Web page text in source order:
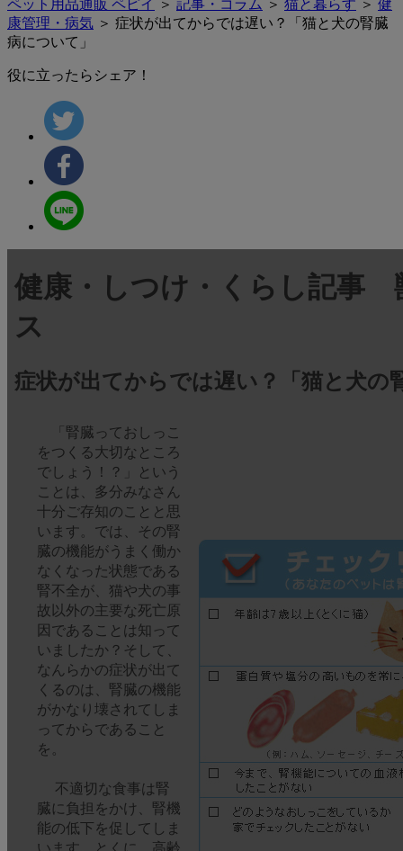
ペット用品通販 ペピイ ＞ 記事・コラム ＞ 猫と暮らす ＞ 健
康管理・病気 ＞ 症状が出てからでは遅い？「猫と犬の腎臓
病について」
役に立ったらシェア！